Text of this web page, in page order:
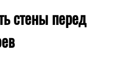
стены перед